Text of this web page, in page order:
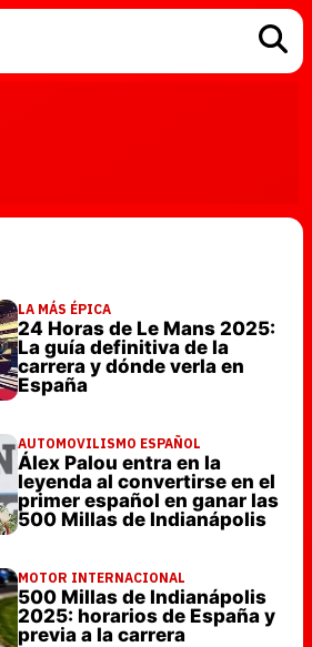
LA MÁS ÉPICA
24 Horas de Le Mans 2025:
La guía definitiva de la
carrera y dónde verla en
España
AUTOMOVILISMO ESPAÑOL
Álex Palou entra en la
leyenda al convertirse en el
primer español en ganar las
500 Millas de Indianápolis
MOTOR INTERNACIONAL
500 Millas de Indianápolis
2025: horarios de España y
previa a la carrera